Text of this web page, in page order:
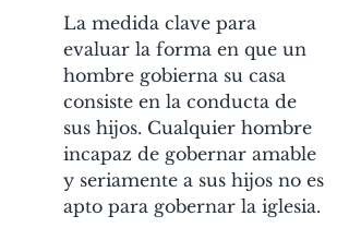
La medida clave para
evaluar la forma en que un
hombre gobierna su casa
consiste en la conducta de
sus hijos. Cualquier hombre
incapaz de gobernar amable
y seriamente a sus hijos no es
apto para gobernar la iglesia.